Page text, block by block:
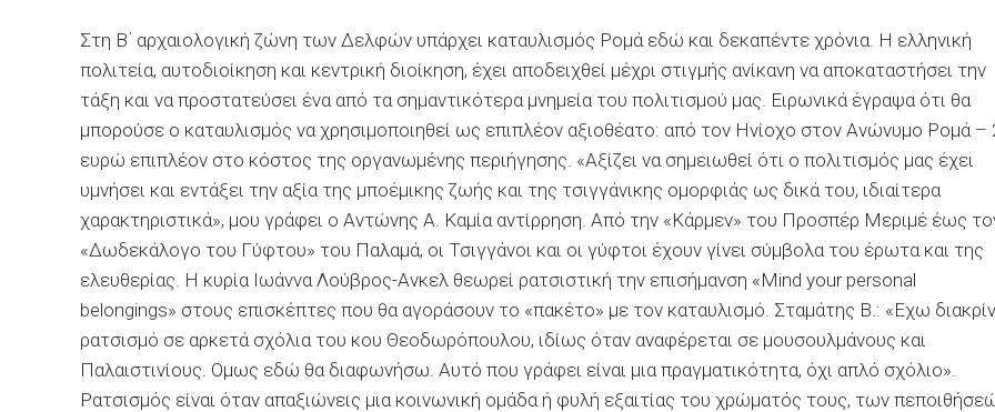
Στη Β΄ αρχαιολογική ζώνη των Δελφών υπάρχει καταυλισμός Ρομά εδώ και δεκαπέντε χρόνια. Η ελληνική
πολιτεία, αυτοδιοίκηση και κεντρική διοίκηση, έχει αποδειχθεί μέχρι στιγμής ανίκανη να αποκαταστήσει την
τάξη και να προστατεύσει ένα από τα σημαντικότερα μνημεία του πολιτισμού μας. Ειρωνικά έγραψα ότι θα
μπορούσε ο καταυλισμός να χρησιμοποιηθεί ως επιπλέον αξιοθέατο: από τον Ηνίοχο στον Ανώνυμο Ρομά –
ευρώ επιπλέον στο κόστος της οργανωμένης περιήγησης. «Αξίζει να σημειωθεί ότι ο πολιτισμός μας έχει
υμνήσει και εντάξει την αξία της μποέμικης ζωής και της τσιγγάνικης ομορφιάς ως δικά του, ιδιαίτερα
χαρακτηριστικά», μου γράφει ο Αντώνης Α. Καμία αντίρρηση. Από την «Κάρμεν» του Προσπέρ Μεριμέ έως
«Δωδεκάλογο του Γύφτου» του Παλαμά, οι Τσιγγάνοι και οι γύφτοι έχουν γίνει σύμβολα του έρωτα και της
ελευθερίας. Η κυρία Ιωάννα Λούβρος-Aνκελ θεωρεί ρατσιστική την επισήμανση «Mind your personal
belongings» στους επισκέπτες που θα αγοράσουν το «πακέτο» με τον καταυλισμό. Σταμάτης Β.: «Εχω
ρατσισμό σε αρκετά σχόλια του κου Θεοδωρόπουλου, ιδίως όταν αναφέρεται σε μουσουλμάνους και
Παλαιστινίους. Ομως εδώ θα διαφωνήσω. Αυτό που γράφει είναι μια πραγματικότητα, όχι απλό σχόλιο».
Ρατσισμός είναι όταν απαξιώνεις μια κοινωνική ομάδα ή φυλή εξαιτίας του χρώματός τους, των